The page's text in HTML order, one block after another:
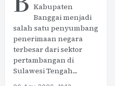
Kabupaten
Banggai menjadi
salah satu penyumbang
penerimaan negara
terbesar dari sektor
pertambangan di
Sulawesi Tengah....